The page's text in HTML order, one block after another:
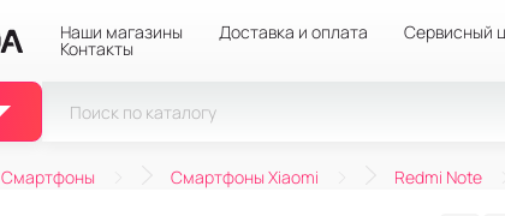
Наши магазины Доставка и оплата Сервисный
Контакты
Смартфоны Смартфоны Xiaomi Redmi Note